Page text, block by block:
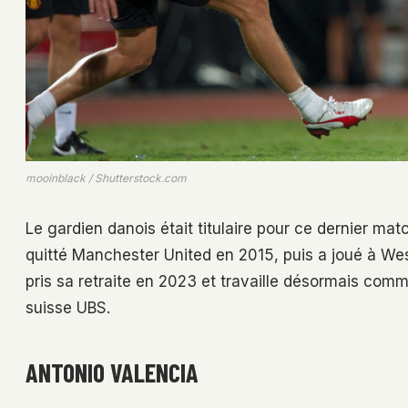
mooinblack / Shutterstock.com
Le gardien danois était titulaire pour ce dernier
quitté Manchester United en 2015, puis a joué à
pris sa retraite en 2023 et travaille désormais
suisse UBS.
ANTONIO VALENCIA